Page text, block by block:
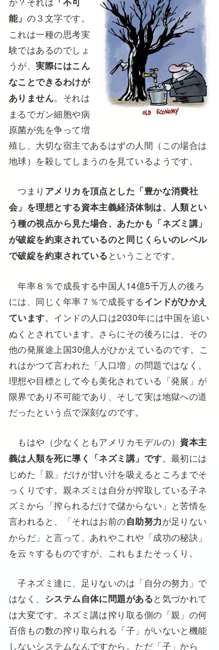
能」 の３文字です。
これは一種の思考実
験ではあるのでしょ
うが、実際にはこん
なことできるわけが
ありません。それは
まるでガン細胞や病
原菌が先を争って増
殖し、大切な宿主であるはずの人間（この場合は
地球）を殺してしまうのを見ているようです。
つまり アメリカを頂点とした「豊かな消費社
会」を理想とする資本主義経済体制は、人類とい
う種の視点から見た場合、あたかも「ネズミ講」
が破綻を約束されているのと同じくらいのレベル
で破綻を約束されているということです。
年率８％で成長する中国人14億5千万人の後ろ
には、同じく年率７％で成長するインドがひかえ
ています。インドの人口は2030年には中国を追い
ぬくとされています。さらにその後ろには、その
他の発展途上国30億人がひかえているのです。こ
れはかつて言われた「人口増」の問題ではなく、
理想や目標として今も美化されている「発展」が
限界であり不可能であり、そして実は地獄への道
だったという点で深刻なのです。
もはや（少なくともアメリカモデルの） 資本主
義は人類を死に導く「ネズミ講」です。最初には
じめた「親」だけが甘い汁を吸えるところまでそ
っくりです。親ネズミは自分が搾取している子ネ
ズミから「搾られるだけで儲からない」と苦情を
言われると、「それはお前の自助努力が足りない
からだ」と言って、あれやこれや「成功の秘訣」
を云々するものですが、これもまたそっくり。
子ネズミ達に、足りないのは「自分の努力」で
はなく、 システム自体に問題があると気づかれて
は大変です。ネズミ講は搾り取る側の「親」の何
百倍もの数の搾り取られる「子」がいないと機能
しないシステムなんですから。ただ「子」から